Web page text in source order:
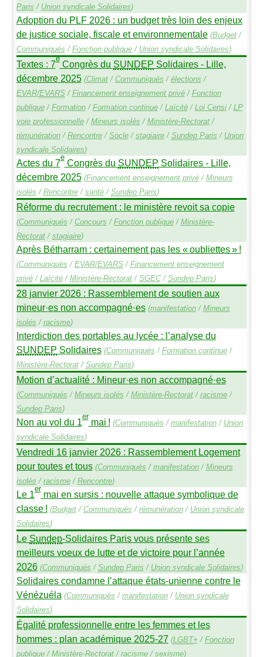
Paris / Union syndicale Solidaires)
Adoption du PLF2026 : un budget très loin des enjeux
de justice sociale, fiscale et environnementale (Budget/
Communiqués / Fonction publique/ Union syndicale Solidaires)
Textes : 7eCongrès du SUNDEP Solidaires - Lille,
décembre 2025 (Climat/ Communiqués / élections /
EVAR/EVARS/ Financement enseignement privé/ Fonction
publique/ Formation/ Formation continue/ Laïcité/ Loi Censi/ LP
voie professionnelle/ Mineurs isolés / Ministère-Rectorat/
rémunération/ Rencontre/ Socle/ stagiaire/ SundepParis / Union
syndicale Solidaires)
Actes du 7eCongrès du SUNDEP Solidaires - Lille,
décembre 2025 (Financement enseignement privé/ Mineurs
isolés / Rencontre/ santé/ SundepParis)
Réforme du recrutement : le ministère revoit sa copie
(Communiqués / Concours / Fonction publique/ Ministère-
Rectorat/ stagiaire)
Après Bétharram : certainement pas les «oubliettes» !
(Communiqués / EVAR/EVARS/ Financement enseignement
privé/ Laïcité/ Ministère-Rectorat/ SGEC/ SundepParis)
28 janvier 2026 : Rassemblement de soutien aux
mineur·es non accompagné·es (manifestation/ Mineurs
isolés / racisme)
Interdiction des portables au lycée : l’analyse du
SUNDEP Solidaires (Communiqués / Formation continue/
Ministère-Rectorat/ SundepParis)
Motion d’actualité : Mineur·es non accompagné·es
(Communiqués / Mineurs isolés / Ministère-Rectorat/ racisme/
SundepParis)
Non au vol du 1ermai ! (Communiqués / manifestation/ Union
syndicale Solidaires)
Vendredi 16 janvier 2026 : Rassemblement Logement
pour toutes et tous (Communiqués / manifestation/ Mineurs
isolés / racisme/ Rencontre)
Le 1ermai en sursis : nouvelle attaque symbolique de
classe ! (Budget/ Communiqués / rémunération/ Union syndicale
Solidaires)
Le Sundep-Solidaires Paris vous présente ses
meilleurs voeux de lutte et de victoire pour l’année
2026 (Communiqués / SundepParis / Union syndicale Solidaires)
Solidaires condamne l’attaque états-unienne contre le
Vénézuéla (Communiqués / manifestation/ Union syndicale
Solidaires)
Égalité professionnelle entre les femmes et les
hommes : plan académique 2025-27 (LGBT+ / Fonction
publique/ Ministère-Rectorat/ racisme/ sexisme)